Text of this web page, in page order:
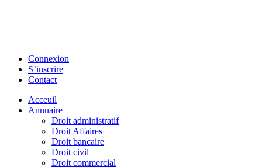
Connexion
S’inscrire
Contact
Acceuil
Annuaire
Droit administratif
Droit Affaires
Droit bancaire
Droit civil
Droit commercial